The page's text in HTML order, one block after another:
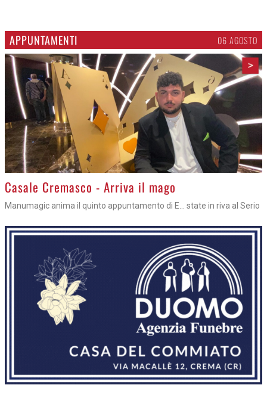
APPUNTAMENTI 06 AGOSTO
>
Casale Cremasco - Arriva il mago
Manumagic anima il quinto appuntamento di E... state in riva al Serio